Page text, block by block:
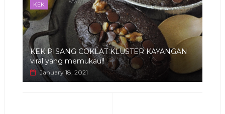
KEK
KEK PISANG COKLAT KLUSTER KAYANGAN
viral yang memukau!!
January 18, 2021